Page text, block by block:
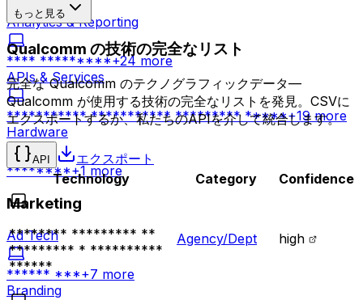
Analytics & Reporting
**** *********+24 more
APIs & Services
*********** *********** ********* *****+19more
Hardware
********+1 more
Marketing
Ad Tech
****** ***+7 more
Branding
もっと見る
Qualcomm の技術の完全なリスト
完全な Qualcomm のテクノグラフィックデータ—
Qualcomm が使用する技術の完全なリストを発見。CSVに
エクスポートするか、私たちのAPIを介して統合します。
API
エクスポート
Technology
Category Confidence
******** ********* **
********* * **********
******
Agency/Dept high